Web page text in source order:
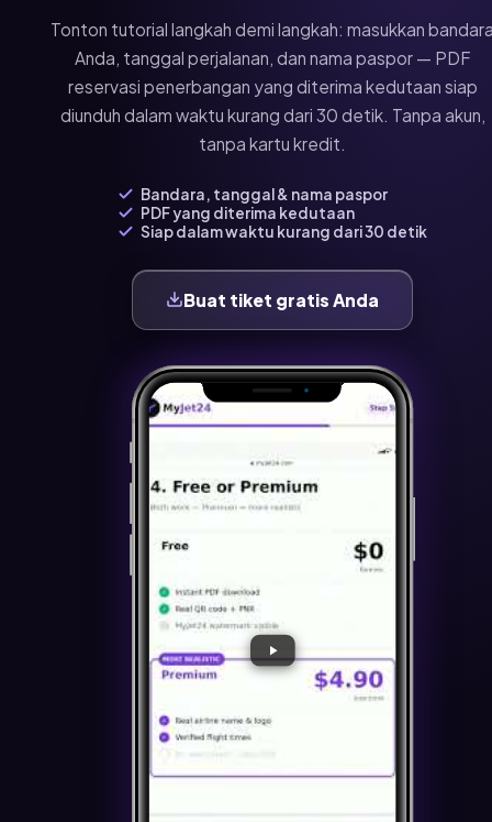
Tonton tutorial langkah demi langkah: masukkan
Anda, tanggal perjalanan, dan nama paspor — PDF
reservasi penerbangan yang diterima kedutaan siap
diunduh dalam waktu kurang dari 30 detik. Tanpa akun,
tanpa kartu kredit.
Bandara, tanggal & nama paspor
PDF yang diterima kedutaan
Siap dalam waktu kurang dari 30 detik
Buat tiket gratis Anda